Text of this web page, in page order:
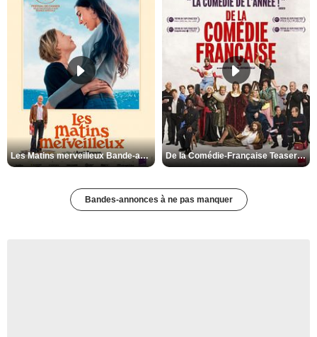
Les Matins merveilleux Bande-annonce VF De la Comédie-Française Teaser VF
Bandes-annonces à ne pas manquer